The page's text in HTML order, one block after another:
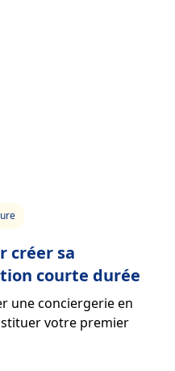
créer sa
courte durée
une conciergerie en
votre premier